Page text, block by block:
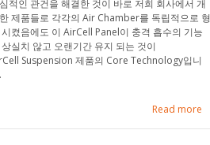
적인 관건을 해결한 것이 바로 저희 회사에서 개
제품들로 각각의 Air Chamber를 독립적으로 형
시켰음에도 이 AirCell Panel이 충격 흡수의 기능
상실치 않고 오랜기간 유지 되는 것이
Suspension 제품의 Core Technology입니
Read more